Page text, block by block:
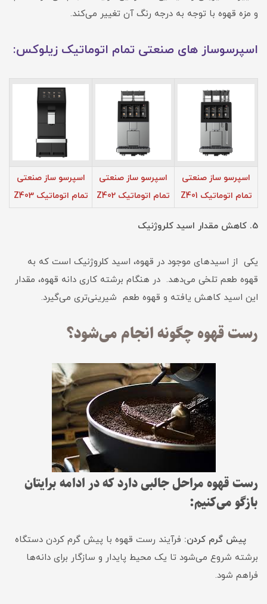
و مزه قهوه با توجه به درجه رنگ آن تغییر می‌کند.
اسپرسوساز های صنعتی تمام اتوماتیک زیلوکس:
اسپرسو ساز صنعتی
تمام اتوماتیک Z401
اسپرسو ساز صنعتی
تمام اتوماتیک Z402
اسپرسو ساز صنعتی
تمام اتوماتیک Z403
5. کاهش مقدار اسید کلروژنیک
یکی از اسیدهای موجود در قهوه، اسید کلروژنیک است که به
قهوه طعم تلخی می‌دهد. در هنگام برشته کاری دانه قهوه، مقدار
این اسید کاهش یافته و قهوه طعم شیرینی‌تری می‌گیرد.
رست قهوه چگونه انجام می‌شود؟
رست قهوه مراحل جالبی دارد که در ادامه برایتان
بازگو می‌کنیم:
پیش گرم کردن: فرآیند رست قهوه با پیش گرم کردن دستگاه
برشته شروع می‌شود تا یک محیط پایدار و سازگار برای دانه‌ها
فراهم شود.